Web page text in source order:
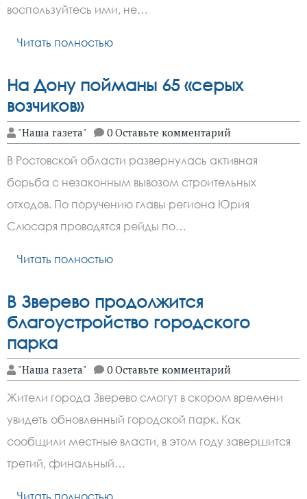
воспользуйтесь ими, не…
Читать полностью
На Дону пойманы 65 «серых
возчиков»
"Наша газета" 0 Оставьте комментарий
В Ростовской области развернулась активная
борьба с незаконным вывозом строительных
отходов. По поручению главы региона Юрия
Слюсаря проводятся рейды по…
Читать полностью
В Зверево продолжится
благоустройство городского
парка
"Наша газета" 0 Оставьте комментарий
Жители города Зверево смогут в скором времени
увидеть обновленный городской парк. Как
сообщили местные власти, в этом году завершится
третий, финальный…
Читать полностью